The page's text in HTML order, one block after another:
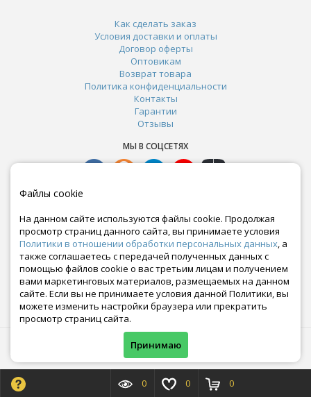
Как сделать заказ
Условия доставки и оплаты
Договор оферты
Оптовикам
Возврат товара
Политика конфиденциальности
Контакты
Гарантии
Отзывы
МЫ В СОЦСЕТЯХ
Почта:
crazy-ferma@yandex.ru
© Все права защищены. Информация сайта защищена законом об авторских правах.
0 0 0
Файлы cookie
На данном сайте используются файлы cookie. Продолжая
просмотр страниц данного сайта, вы принимаете условия
Политики в отношении обработки персональных данных, а
также соглашаетесь с передачей полученных данных с
помощью файлов cookie о вас третьим лицам и получением
вами маркетинговых материалов, размещаемых на данном
сайте. Если вы не принимаете условия данной Политики, вы
можете изменить настройки браузера или прекратить
просмотр страниц сайта.
Принимаю